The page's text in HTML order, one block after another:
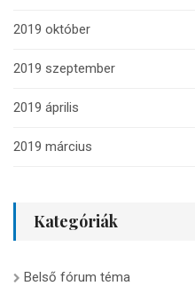
2019 október
2019 szeptember
2019 április
2019 március
Kategóriák
Belső fórum téma